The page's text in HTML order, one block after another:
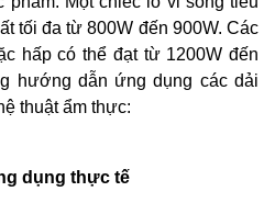
tối đa từ 800W đến 900W. Các
hấp có thể đạt từ 1200W đến
hướng dẫn ứng dụng các dải
thuật ẩm thực:
dụng thực tế